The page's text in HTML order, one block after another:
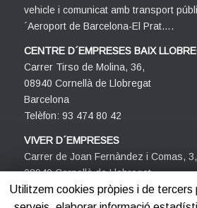
vehicle i comunicat amb transport
´Aeroport de Barcelona-El Prat….
CENTRE D´EMPRESES BAIX
Carrer Tirso de Molina, 36,
08940 Cornellà de Llobregat
Barcelona
Telèfon: 93 474 80 42
VIVER D´EMPRESES
Carrer de Joan Fernàndez i Comas, 3,
08940 Cornellà de Llobregat
Barcelona
Telèfon: 93 474 80 42
Utilitzem cookies pròpies i de tercers